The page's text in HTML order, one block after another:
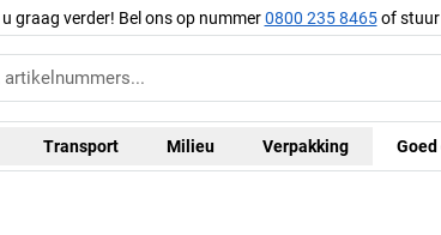
u graag verder! Bel ons op nummer0800 235 8465of stuur
Transport Milieu Verpakking